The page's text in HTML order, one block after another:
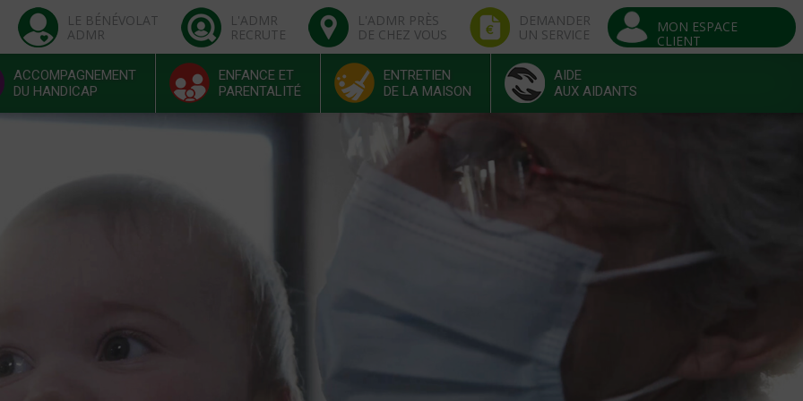
LE BÉNÉVOLAT
ADMR
L'ADMR
RECRUTE
L'ADMR PRÈS
DE CHEZ VOUS
DEMANDER
UN SERVICE
MON ESPACE
CLIENT
ACCOMPAGNEMENT
DU HANDICAP
ENFANCE ET
PARENTALITÉ
ENTRETIEN
DE LA MAISON
AIDE
AUX AIDANTS